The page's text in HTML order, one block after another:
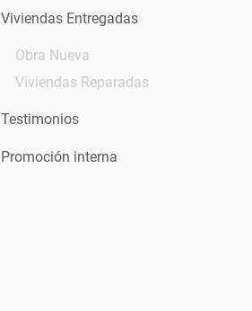
Viviendas Entregadas
Obra Nueva
Viviendas Reparadas
Testimonios
Promoción interna